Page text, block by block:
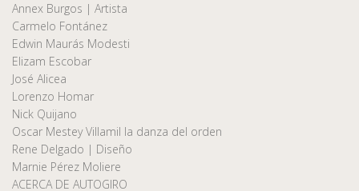
Annex Burgos | Artista
Carmelo Fontánez
Edwin Maurás Modesti
Elizam Escobar
José Alicea
Lorenzo Homar
Nick Quijano
Oscar Mestey Villamil la danza del orden
Rene Delgado | Diseño
Marnie Pérez Moliere
ACERCA DE AUTOGIRO